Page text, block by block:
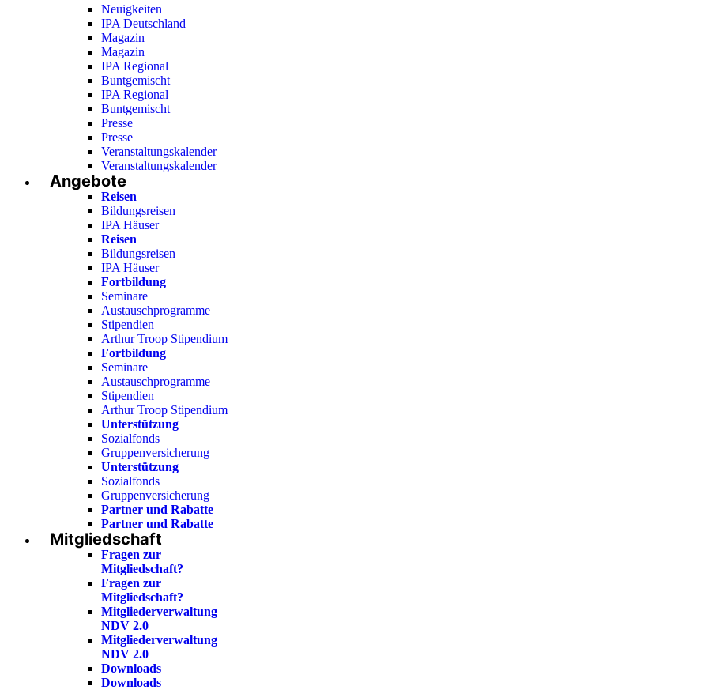
Neuigkeiten
IPA Deutschland
Magazin
Magazin
IPA Regional
Buntgemischt
IPA Regional
Buntgemischt
Presse
Presse
Veranstaltungskalender
Veranstaltungskalender
Angebote
Reisen
Bildungsreisen
IPA Häuser
Reisen
Bildungsreisen
IPA Häuser
Fortbildung
Seminare
Austauschprogramme
Stipendien
Arthur Troop Stipendium
Fortbildung
Seminare
Austauschprogramme
Stipendien
Arthur Troop Stipendium
Unterstützung
Sozialfonds
Gruppenversicherung
Unterstützung
Sozialfonds
Gruppenversicherung
Partner und Rabatte
Partner und Rabatte
Mitgliedschaft
Fragen zur
Mitgliedschaft?
Fragen zur
Mitgliedschaft?
Mitgliederverwaltung
NDV 2.0
Mitgliederverwaltung
NDV 2.0
Downloads
Downloads